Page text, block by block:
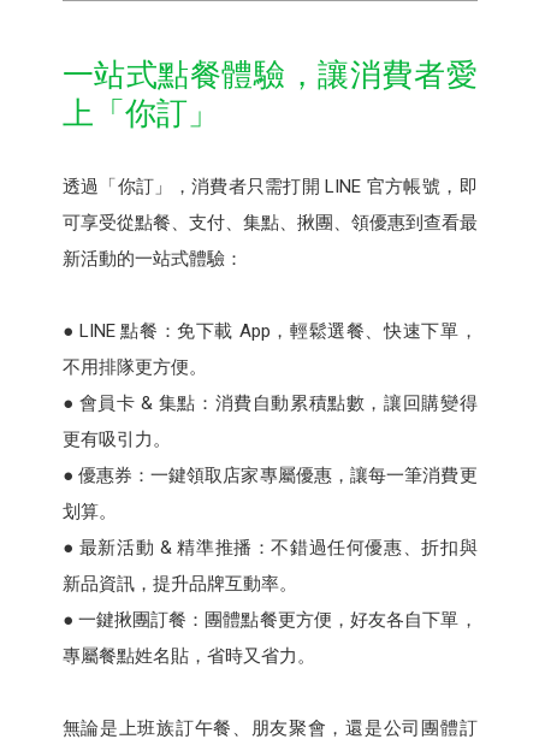
一站式點餐體驗，讓消費者愛
上「你訂」
透過「你訂」，消費者只需打開 LINE 官方帳號，即
可享受從點餐、支付、集點、揪團、領優惠到查看最
新活動的一站式體驗：
● LINE 點餐：免下載 App，輕鬆選餐、快速下單，
不用排隊更方便。
● 會員卡 & 集點：消費自動累積點數，讓回購變得
更有吸引力。
● 優惠券：一鍵領取店家專屬優惠，讓每一筆消費更
划算。
● 最新活動 & 精準推播：不錯過任何優惠、折扣與
新品資訊，提升品牌互動率。
● 一鍵揪團訂餐：團體點餐更方便，好友各自下單，
專屬餐點姓名貼，省時又省力。
無論是上班族訂午餐、朋友聚會，還是公司團體訂